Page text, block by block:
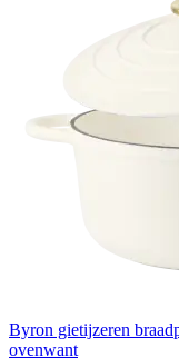
Byron gietijzeren
ovenwant